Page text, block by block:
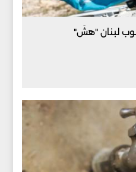
لبنان "هشّ"